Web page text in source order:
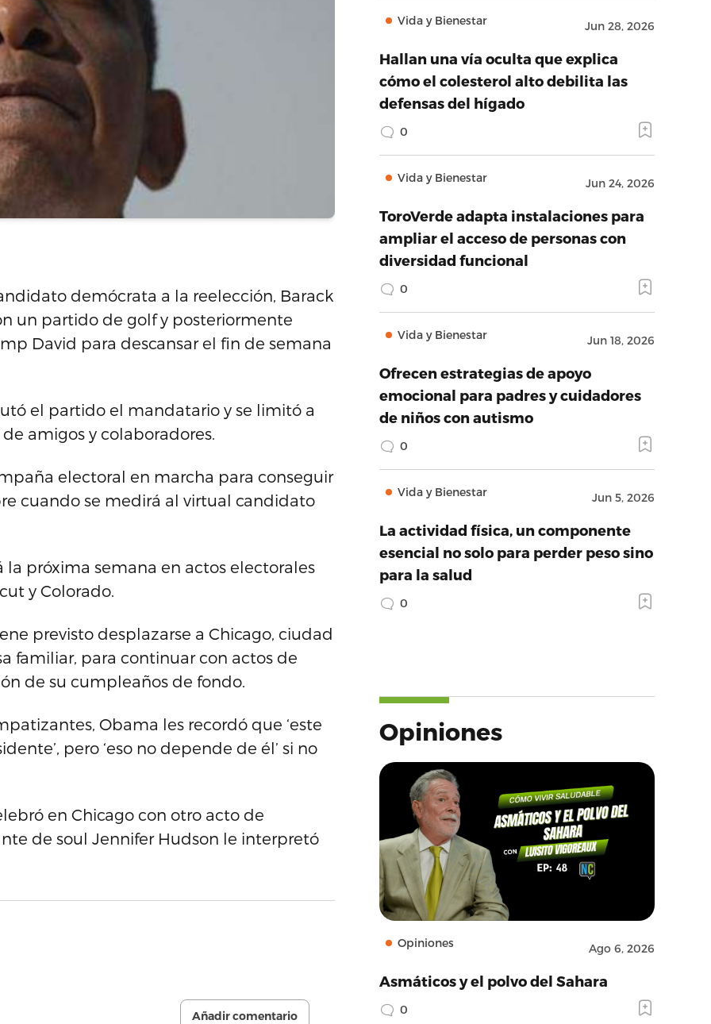
demócrata a la reelección, Barack
un partido de golf y posteriormente
David para descansar el fin de semana
el partido el mandatario y se limitó a
amigos y colaboradores.
electoral en marcha para conseguir
cuando se medirá al virtual candidato
próxima semana en actos electorales
y Colorado.
previsto desplazarse a Chicago, ciudad
familiar, para continuar con actos de
de su cumpleaños de fondo.
Obama les recordó que ‘este
pero ‘eso no depende de él’ si no
en Chicago con otro acto de
de soul Jennifer Hudson le interpretó
Añadir comentario
Vida y Bienestar Jun 28, 2026
Hallan una vía oculta que explica
cómo el colesterol alto debilita las
defensas del hígado
0
Vida y Bienestar Jun 24, 2026
ToroVerde adapta instalaciones para
ampliar el acceso de personas con
diversidad funcional
0
Vida y Bienestar Jun 18, 2026
Ofrecen estrategias de apoyo
emocional para padres y cuidadores
de niños con autismo
0
Vida y Bienestar Jun 5, 2026
La actividad física, un componente
esencial no solo para perder peso sino
para la salud
0
Opiniones
Opiniones Ago 6, 2026
Asmáticos y el polvo del Sahara
0